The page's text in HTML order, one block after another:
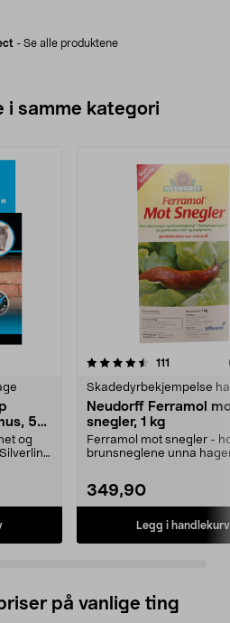
- Se alle produktene
i samme kategori
5
og
111
Skadedyrbekjempelse
Neudorff Ferramol
snegler, 1 kg
Ferramol mot snegler -
brunsneglene unna
349,90
Legg i handlekurv
4.5 av 5 stjerner
på vanlige ting